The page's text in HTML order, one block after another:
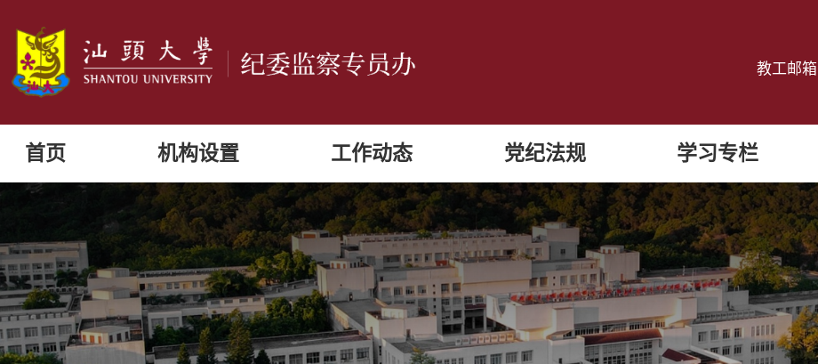
教工邮箱
首页 机构设置 工作动态 党纪法规 学习专栏